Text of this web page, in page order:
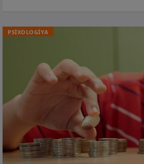
PSİXOLOGİYA